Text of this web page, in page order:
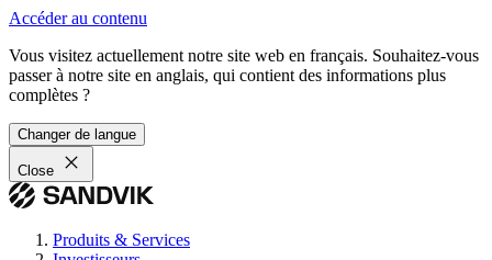
Accéder au contenu
Vous visitez actuellement notre site web en français. Souhaitez-vous
passer à notre site en anglais, qui contient des informations plus
complètes ?
Changer de langue
Close
Produits & Services